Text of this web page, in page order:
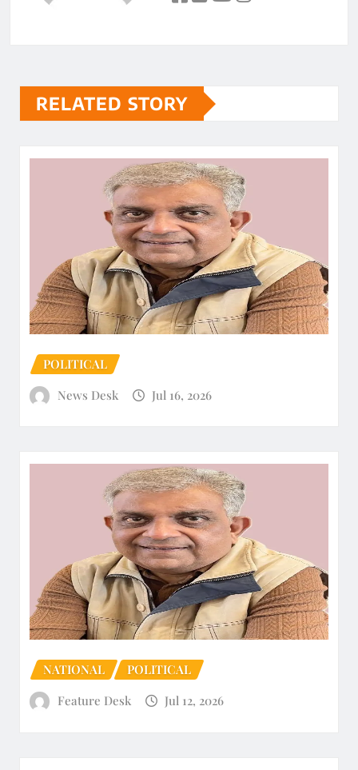
RELATED STORY
POLITICAL
News Desk
Jul 16, 2026
NATIONAL
POLITICAL
Feature Desk
Jul 12, 2026